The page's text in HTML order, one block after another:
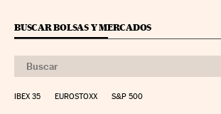
BUSCAR BOLSAS Y MERCADOS
IBEX 35 EUROSTOXX S&P 500